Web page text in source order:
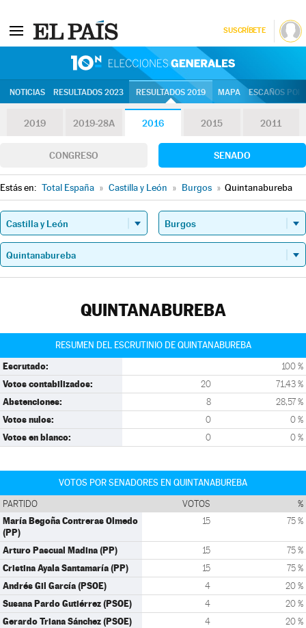
SUSCRÍBETE
NOTICIAS RESULTADOS 2023 RESULTADOS 2019 MAPA ESCAÑOS
2019 2019-28A 2016 2015 2011
CONGRESO SENADO
Estás en: Total España » Castilla y León » Burgos » Quintanabureba
QUINTANABUREBA
RESUMEN DEL ESCRUTINIO DE QUINTANABUREBA
Escrutado: 100 %
Votos contabilizados: 20 71,43 %
Abstenciones: 8 28,57 %
Votos nulos: 0 0 %
Votos en blanco: 0 0 %
VOTOS POR SENADORES EN QUINTANABUREBA
PARTIDO VOTOS %
María Begoña Contreras Olmedo
(PP)
15 75 %
Arturo Pascual Madina (PP) 15 75 %
Cristina Ayala Santamaría (PP) 15 75 %
Andrés Gil García (PSOE) 4 20 %
Susana Pardo Gutiérrez (PSOE) 4 20 %
Gerardo Triana Sánchez (PSOE) 4 20 %